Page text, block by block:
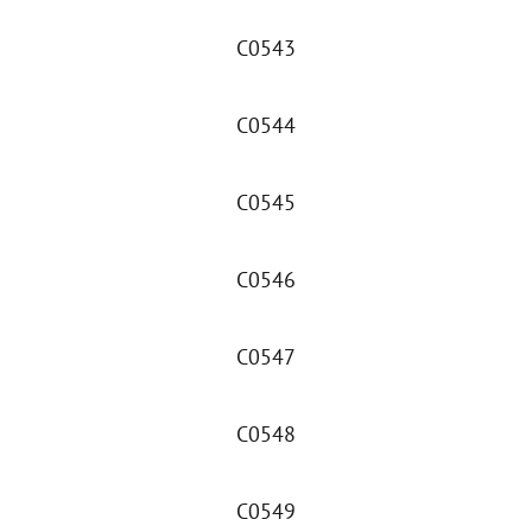
C0543
C0544
C0545
C0546
C0547
C0548
C0549